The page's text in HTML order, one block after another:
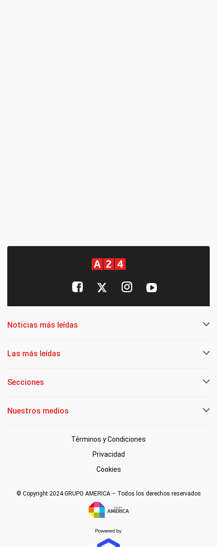
Noticias más leídas
Las más leídas
Secciones
Nuestros medios
Términos y Condiciones
Privacidad
Cookies
© Copyright 2024 GRUPO AMERICA – Todos los derechos reservados